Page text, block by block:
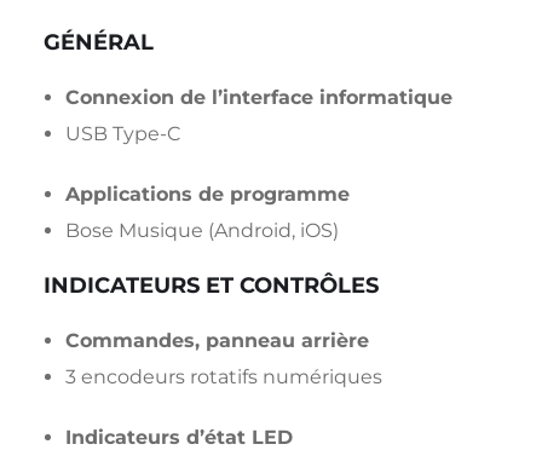
GÉNÉRAL
Connexion de l’interface informatique
USB Type-C
Applications de programme
Bose Musique (Android, iOS)
INDICATEURS ET CONTRÔLES
Commandes, panneau arrière
3 encodeurs rotatifs numériques
Indicateurs d’état LED